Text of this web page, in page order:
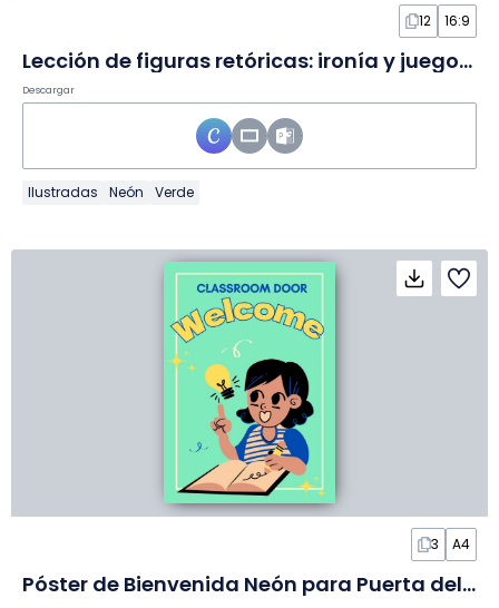
12 16:9
Lección de figuras retóricas: ironía y juegos de palabras en Diapositivas
Descargar
Ilustradas Neón Verde
3 A4
Póster de Bienvenida Neón para Puerta del Aula en Póster